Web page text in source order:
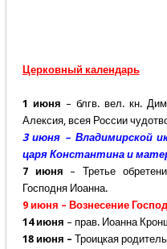
Церковный календарь
1 июня – блгв. вел. кн.
Алексия, всея России
3 июня – Владимирской
царя Константина и
7 июня – Третье
Господня Иоанна.
9 июня – Вознесение
14 июня – прав. Иоанна
18 июня – Троицкая